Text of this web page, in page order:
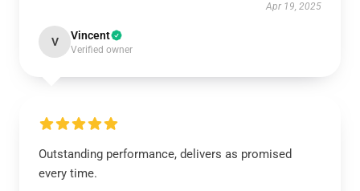
Apr 19, 2025
V Vincent
Verified owner
Outstanding performance, delivers as promised
every time.